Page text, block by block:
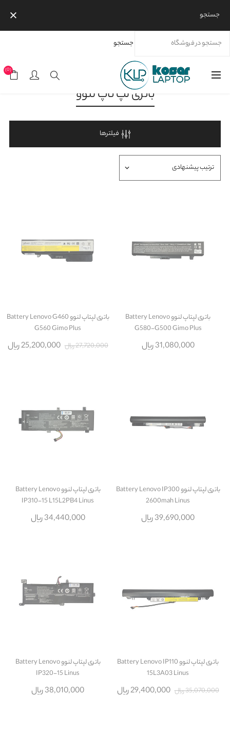
جستجو
جستجو
(0)
باتری لپ تاپ لنوو
فیلترها
باتری لپتاپ لنوو Battery Lenovo
G580-G500 Gimo Plus
31,080,000 ریال
باتری لپتاپ لنوو Battery Lenovo G460
G560 Gimo Plus
27,720,000 ریال
25,200,000 ریال
باتری لپتاپ لنوو Battery Lenovo IP300
2600mah Linus
39,690,000 ریال
باتری لپتاپ لنوو Battery Lenovo
IP310-15 L15L2PB4 Linus
34,440,000 ریال
باتری لپتاپ لنوو Battery Lenovo IP110
15L3A03 Linus
35,070,000 ریال
29,400,000 ریال
باتری لپتاپ لنوو Battery Lenovo
IP320-15 Linus
38,010,000 ریال